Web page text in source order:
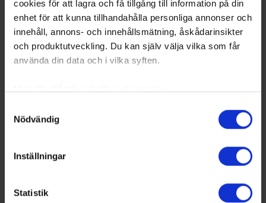
cookies för att lagra och få tillgång till information på din
enhet för att kunna tillhandahålla personliga annonser och
innehåll, annons- och innehållsmätning, åskådarinsikter
och produktutveckling. Du kan själv välja vilka som får
använda din data och i vilka syften.
som kan ha en noggrannhet på upp till flera meter
Ta reda på mer om hur dina personliga uppgifter
Du kan ändra eller dra tillbaka ditt samtycke när som
Nödvändig
Inställningar
Statistik